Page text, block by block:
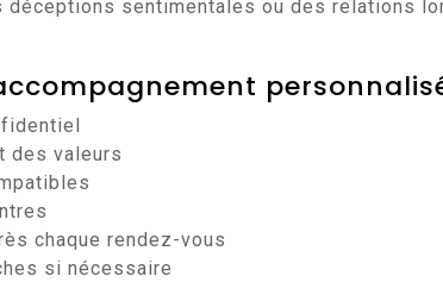
déceptions sentimentales ou des relations
des valeurs
chaque rendez-vous
si nécessaire